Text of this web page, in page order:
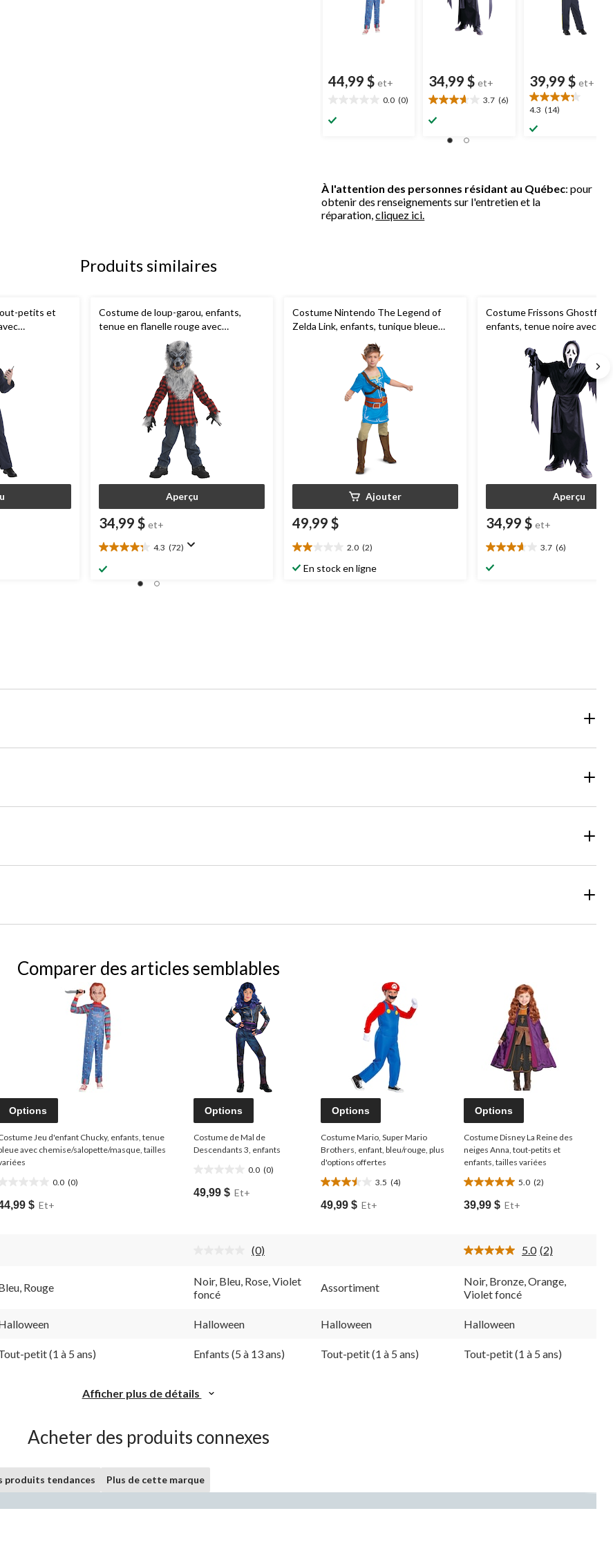
44,99 $ et+
0.0 (0)
étoile(s)
34,99 $ et+
3.7 (6)
3.7
étoile(s)
39,99 $ et+
4.3 (14)
4.3
étoile(s)
sur
À l'attention des personnes résidant au Québec: pour
obtenir des renseignements sur l'entretien et la
réparation,cliquez ici.
Produits similaires
petits et
tailles
Costume de loup-garou, enfants,
tenue en flanelle rouge avec
chemise/masque/gants, tailles variées
Aperçu
34,99 $ et+
4.3 (72)
4.3
étoile(s)
Costume Nintendo The Legend of
Zelda Link, enfants, tunique bleue
avec oreilles, tailles variées
Ajouter
49,99 $
2.0 (2)
2.0
étoile(s)
En stock en ligne
Costume Frissons
enfants, tenue noire avec
Aperçu
34,99 $ et+
3.7 (6)
3.7
étoile(s)
Comparer des articles semblables
Options
Jeu d'enfant Chucky, enfants, tenue
avec chemise/salopette/masque, tailles
0.0 (0)
sur
$ Et+
Options
Costume de Mal de
Descendants 3, enfants
0.0 (0)
étoile(s)
sur
49,99 $ Et+
Options
Costume Mario, Super Mario
Brothers, enfant, bleu/rouge, plus
d'options offertes
3.5 (4)
3.5
étoile(s)
sur
49,99 $ Et+
Options
Costume Disney La Reine des
neiges Anna, tout-petits et
enfants, tailles variées
5.0 (2)
5.0
étoile(s)
sur
évaluations
39,99 $ Et+
Aucune
pour
ce
page.
(0) 5.0 Lire
2
commentaires.
(2)
Rouge
Noir, Bleu, Rose, Violet
foncé
Assortiment
Noir, Bronze, Orange,
Violet foncé
Halloween Halloween Halloween
petit (1 à 5 ans) Enfants (5 à 13 ans) Tout-petit (1 à 5 ans) Tout-petit (1 à 5 ans)
Afficher plus de détails
Acheter des produits connexes
produits tendances Plus de cette marque